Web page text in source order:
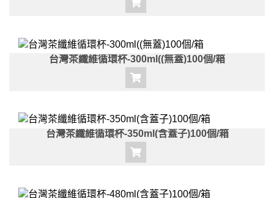
台灣茶纖維循環杯-300ml((無蓋)100個/箱
台灣茶纖維循環杯-350ml(含蓋子)100個/箱